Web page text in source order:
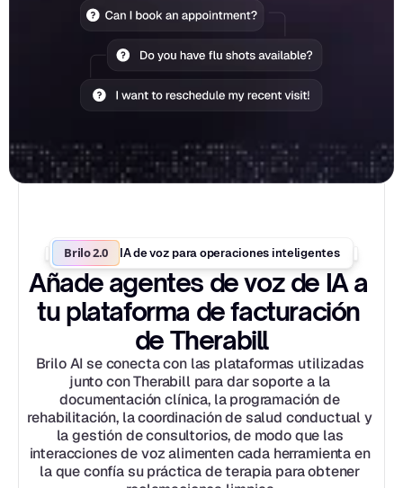
Brilo 2.0 IA de voz para operaciones inteligentes
Añade agentes de voz de IA a
tu plataforma de facturación
de Therabill
Brilo AI se conecta con las plataformas utilizadas
junto con Therabill para dar soporte a la
documentación clínica, la programación de
rehabilitación, la coordinación de salud conductual y
la gestión de consultorios, de modo que las
interacciones de voz alimenten cada herramienta en
la que confía su práctica de terapia para obtener